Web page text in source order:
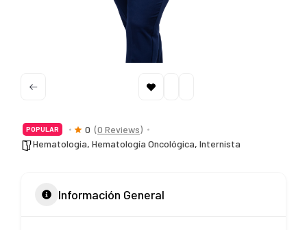
POPULAR 0 (0 Reviews)
Hematologia, Hematología Oncológica, Internista
Información General